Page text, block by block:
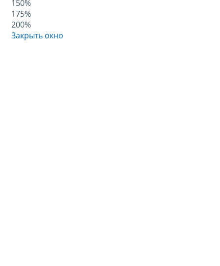
150%
175%
200%
Закрыть окно